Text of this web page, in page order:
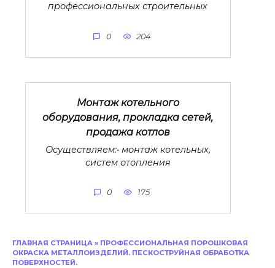
ГЛАВНАЯ СТРАНИЦА » ПРОФЕССИОНАЛЬНАЯ ПОРОШКОВАЯ
ОКРАСКА МЕТАЛЛОИЗДЕЛИЙ. ПЕСКОСТРУЙНАЯ ОБРАБОТКА
ПОВЕРХНОСТЕЙ.
профессиональных строительных
0 204
Монтаж котельного
оборудования, прокладка сетей,
продажа котлов
Осуществляем:• монтаж котельных,
систем отопления
0 175